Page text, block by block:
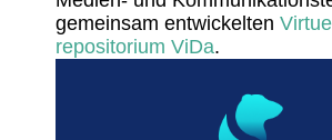
gemeinsam entwi­ckelten
re­po­si­to­rium ViDa.